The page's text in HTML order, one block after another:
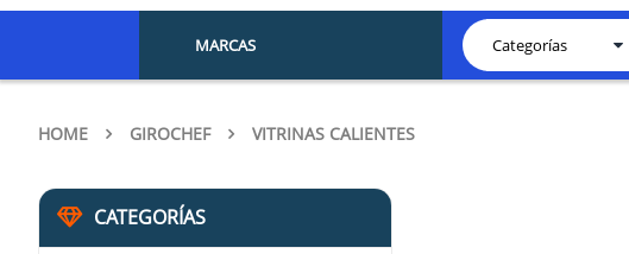
MARCAS
HOME GIROCHEF VITRINAS CALIENTES
CATEGORÍAS